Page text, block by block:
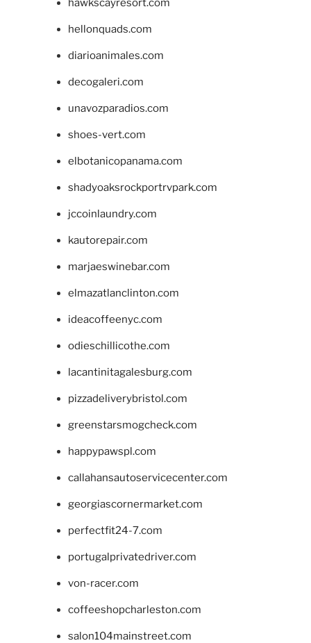
hawkscayresort.com
hellonquads.com
diarioanimales.com
decogaleri.com
unavozparadios.com
shoes-vert.com
elbotanicopanama.com
shadyoaksrockportrvpark.com
jccoinlaundry.com
kautorepair.com
marjaeswinebar.com
elmazatlanclinton.com
ideacoffeenyc.com
odieschillicothe.com
lacantinitagalesburg.com
pizzadeliverybristol.com
greenstarsmogcheck.com
happypawspl.com
callahansautoservicecenter.com
georgiascornermarket.com
perfectfit24-7.com
portugalprivatedriver.com
von-racer.com
coffeeshopcharleston.com
salon104mainstreet.com